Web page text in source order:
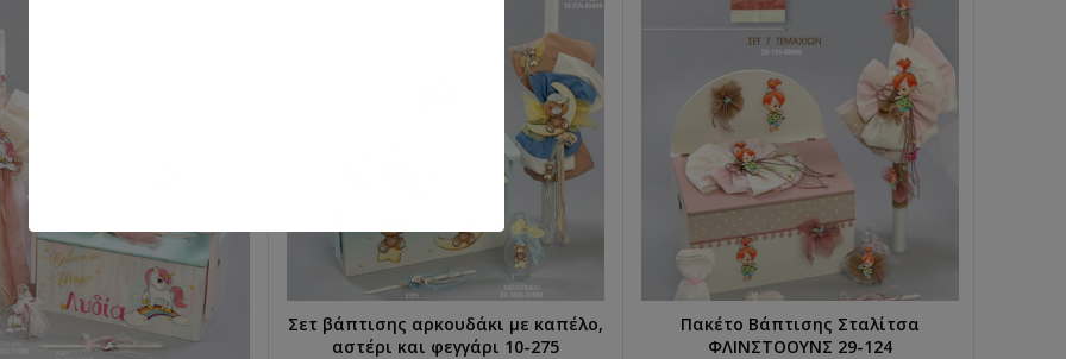
ΕΠΙΛΟΓΉ...
Σετ βάπτισης αρκουδάκι με καπέλο,
αστέρι και φεγγάρι 10-275
ΕΠΙΛΟΓΉ...
Πακέτο Βάπτισης Σταλίτσα
ΦΛΙΝΣΤΟΟΥΝΣ 29-124